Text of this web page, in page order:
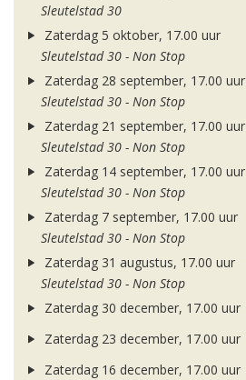
Sleutelstad 30
Zaterdag 5 oktober, 17.00 uur
Sleutelstad 30 - Non Stop
Zaterdag 28 september, 17.00 uur
Sleutelstad 30 - Non Stop
Zaterdag 21 september, 17.00 uur
Sleutelstad 30 - Non Stop
Zaterdag 14 september, 17.00 uur
Sleutelstad 30 - Non Stop
Zaterdag 7 september, 17.00 uur
Sleutelstad 30 - Non Stop
Zaterdag 31 augustus, 17.00 uur
Sleutelstad 30 - Non Stop
Zaterdag 30 december, 17.00 uur
Zaterdag 23 december, 17.00 uur
Zaterdag 16 december, 17.00 uur